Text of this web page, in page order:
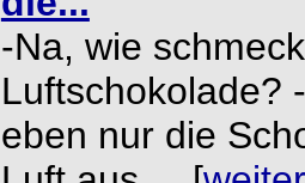
-Na, wie
Luftschokolade?
eben nur die